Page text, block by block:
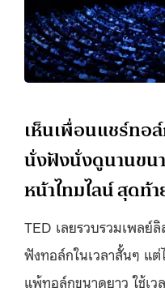
เห็นเพื่อนแชร์ทอ
นั่งฟังนั่งดูนานขนา
หน้าไทมไลน์ สุดท้
TED เลยรวบรวมเพลย์
ฟังทอล์กในเวลาสั้นๆ แต่
แพ้ทอล์กขนาดยาว ใช้เ